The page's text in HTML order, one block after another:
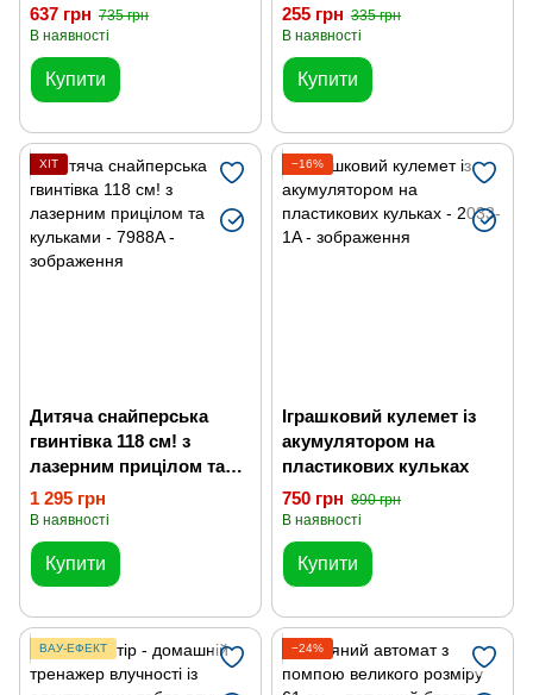
637 грн 735 грн
В наявності
Купити
255 грн 335 грн
В наявності
Купити
ХІТ
Дитяча снайперська
гвинтівка 118 см! з
лазерним прицілом та
кульками
1 295 грн
В наявності
Купити
−16%
Іграшковий кулемет із
акумулятором на
пластикових кульках
750 грн 890 грн
В наявності
Купити
ВАУ-ЕФЕКТ −24%